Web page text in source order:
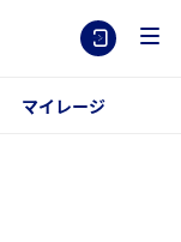
マイレージ